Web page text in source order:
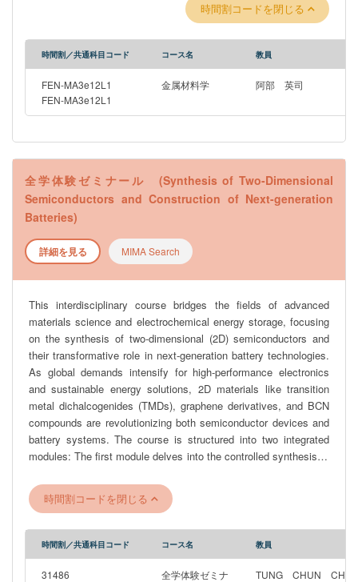
時間割コードを閉じる
時間割／共通科目コード コース名 教員
FEN-MA3e12L1
FEN-MA3e12L1
金属材料学 阿部 英司
全学体験ゼミナール (Synthesis of Two-Dimensional
Semiconductors and Construction of Next-generation
Batteries)
詳細を見る MIMA Search
This interdisciplinary course bridges the fields of advanced
materials science and electrochemical energy storage, focusing
on the synthesis of two-dimensional (2D) semiconductors and
their transformative role in next-generation battery technologies.
As global demands intensify for high-performance electronics
and sustainable energy solutions, 2D materials like transition
metal dichalcogenides (TMDs), graphene derivatives, and BCN
compounds are revolutionizing both semiconductor devices and
battery systems. The course is structured into two integrated
modules: The first module delves into the controlled synthesis of
deposition (CVD) and molecular beam epitaxy (MBE),
emphasizing the atomic-scale mechanisms that dictate material
relationship between electrolytes and electrodes in next-
generation batteries. This part explores how the structural
features of materials—ranging from atomic arrangements to
時間割コードを閉じる
時間割／共通科目コード コース名 教員
31486
全学体験ゼミナ
TUNG CHUN CHIH